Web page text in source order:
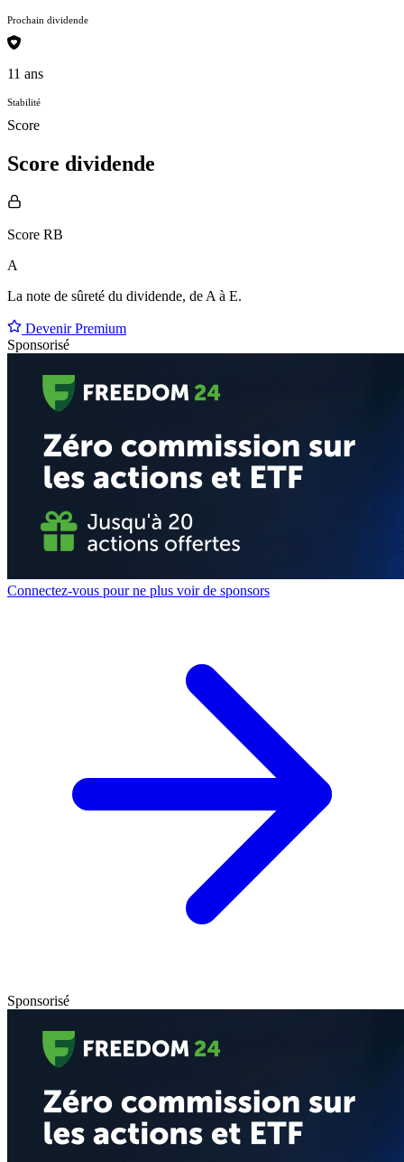
Prochain dividende
11 ans
Stabilité
Score
Score dividende
Score RB
A
La note de sûreté du dividende, de A à E.
Devenir Premium
Sponsorisé
Connectez-vous pour ne plus voir de sponsors
Sponsorisé